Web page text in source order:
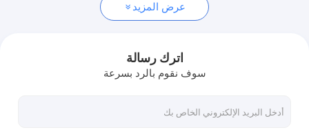
طقم اختبار مستضد سريع
طقم اختبار حمض اليوريك
محلل كيمياء جافة
عرض المزيد
اترك رسالة
سوف نقوم بالرد بسرعة